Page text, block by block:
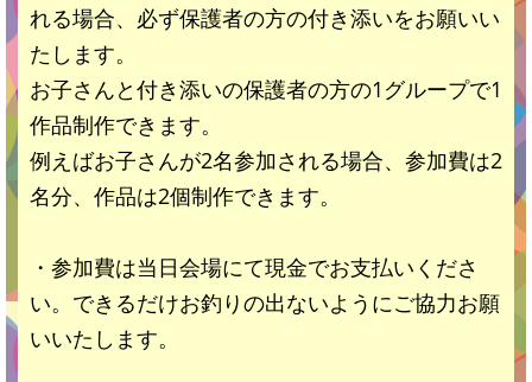
れる場合、必ず保護者の方の付き添いをお願いい
たします。
お子さんと付き添いの保護者の方の1グループで1
作品制作できます。
例えばお子さんが2名参加される場合、参加費は2
名分、作品は2個制作できます。
・参加費は当日会場にて現金でお支払いくださ
い。できるだけお釣りの出ないようにご協力お願
いいたします。